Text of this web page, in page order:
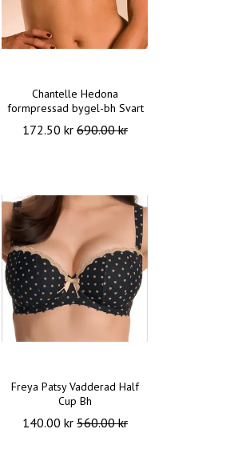
Chantelle Hedona
formpressad bygel-bh Svart
172.50 kr690.00 kr
Freya Patsy Vadderad Half
Cup Bh
140.00 kr560.00 kr